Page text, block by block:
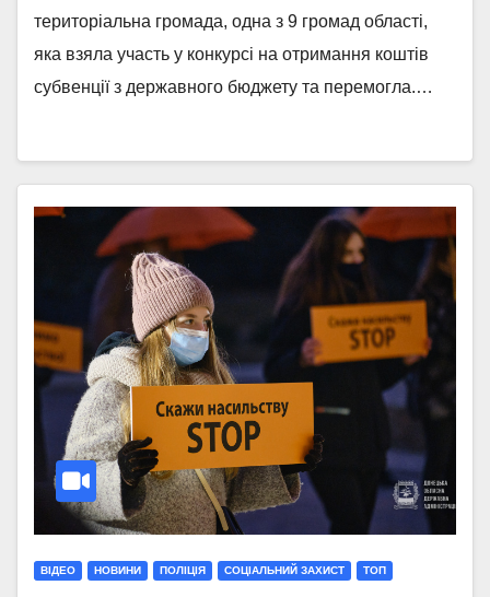
територіальна громада, одна з 9 громад області,
яка взяла участь у конкурсі на отримання коштів
субвенції з державного бюджету та перемогла.…
ВІДЕО НОВИНИ ПОЛІЦІЯ СОЦІАЛЬНИЙ ЗАХИСТ ТОП